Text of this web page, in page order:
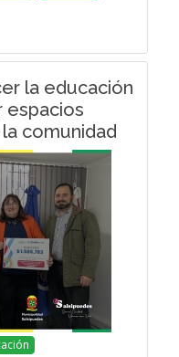
la educación
espacios
comunidad